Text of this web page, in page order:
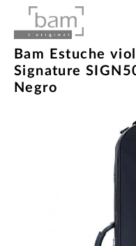
Bam Estuche
Signature
Negro